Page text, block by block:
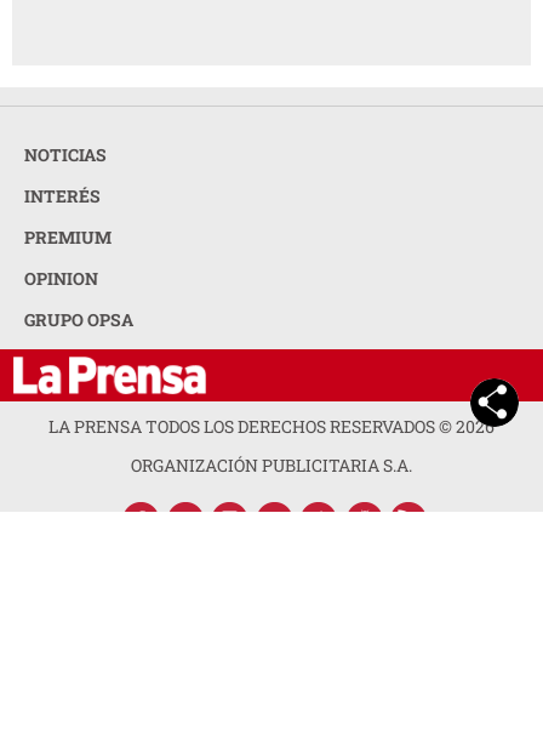
NOTICIAS
INTERÉS
PREMIUM
OPINION
GRUPO OPSA
LA PRENSA TODOS LOS DERECHOS RESERVADOS ©2026
ORGANIZACIÓN PUBLICITARIA S.A.